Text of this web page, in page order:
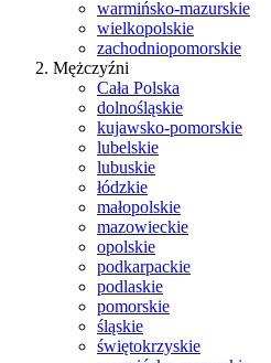
warmińsko-mazurskie
wielkopolskie
zachodniopomorskie
Mężczyźni
Cała Polska
dolnośląskie
kujawsko-pomorskie
lubelskie
lubuskie
łódzkie
małopolskie
mazowieckie
opolskie
podkarpackie
podlaskie
pomorskie
śląskie
świętokrzyskie